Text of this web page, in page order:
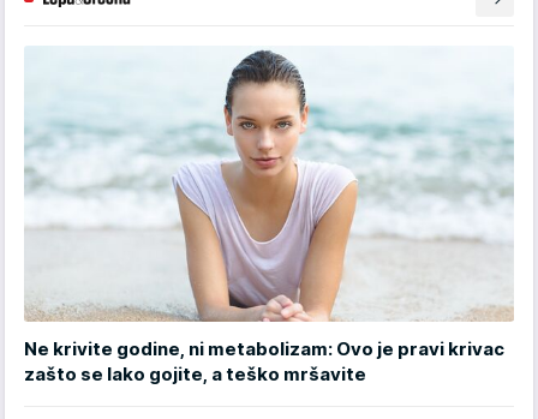
Ne krivite godine, ni metabolizam: Ovo je pravi krivac
zašto se lako gojite, a teško mršavite